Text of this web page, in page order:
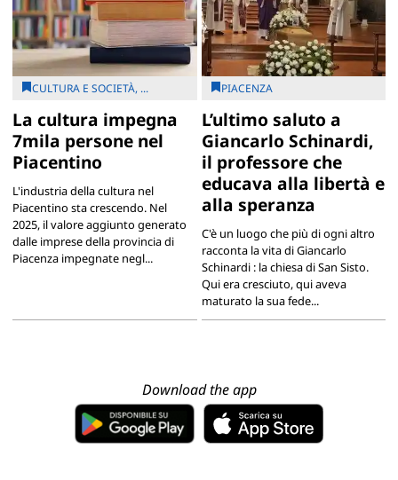
CULTURA E SOCIETÀ, ...
La cultura impegna
7mila persone nel
Piacentino
L'industria della cultura nel
Piacentino sta crescendo. Nel
2025, il valore aggiunto generato
dalle imprese della provincia di
Piacenza impegnate negl...
PIACENZA
L’ultimo saluto a
Giancarlo Schinardi,
il professore che
educava alla libertà e
alla speranza
C'è un luogo che più di ogni altro
racconta la vita di Giancarlo
Schinardi : la chiesa di San Sisto.
Qui era cresciuto, qui aveva
maturato la sua fede...
Download the app